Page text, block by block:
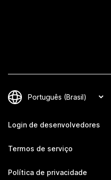
Login de desenvolvedores
Termos de serviço
Política de privacidade